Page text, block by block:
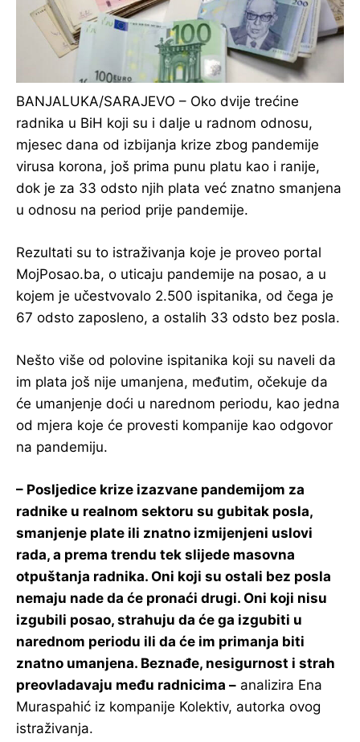
BANJALUKA/SARAJEVO – Oko dvije trećine
radnika u BiH koji su i dalje u radnom odnosu,
mjesec dana od izbijanja krize zbog pandemije
virusa korona, još prima punu platu kao i ranije,
dok je za 33 odsto njih plata već znatno smanjena
u odnosu na period prije pandemije.
Rezultati su to istraživanja koje je proveo portal
MojPosao.ba, o uticaju pandemije na posao, a u
kojem je učestvovalo 2.500 ispitanika, od čega je
67 odsto zaposleno, a ostalih 33 odsto bez posla.
Nešto više od polovine ispitanika koji su naveli da
im plata još nije umanjena, međutim, očekuje da
će umanjenje doći u narednom periodu, kao jedna
od mjera koje će provesti kompanije kao odgovor
na pandemiju.
– Posljedice krize izazvane pandemijom za
radnike u realnom sektoru su gubitak posla,
smanjenje plate ili znatno izmijenjeni uslovi
rada, a prema trendu tek slijede masovna
otpuštanja radnika. Oni koji su ostali bez posla
nemaju nade da će pronaći drugi. Oni koji nisu
izgubili posao, strahuju da će ga izgubiti u
narednom periodu ili da će im primanja biti
znatno umanjena. Beznađe, nesigurnost i strah
preovladavaju među radnicima – analizira Ena
Muraspahić iz kompanije Kolektiv, autorka ovog
istraživanja.